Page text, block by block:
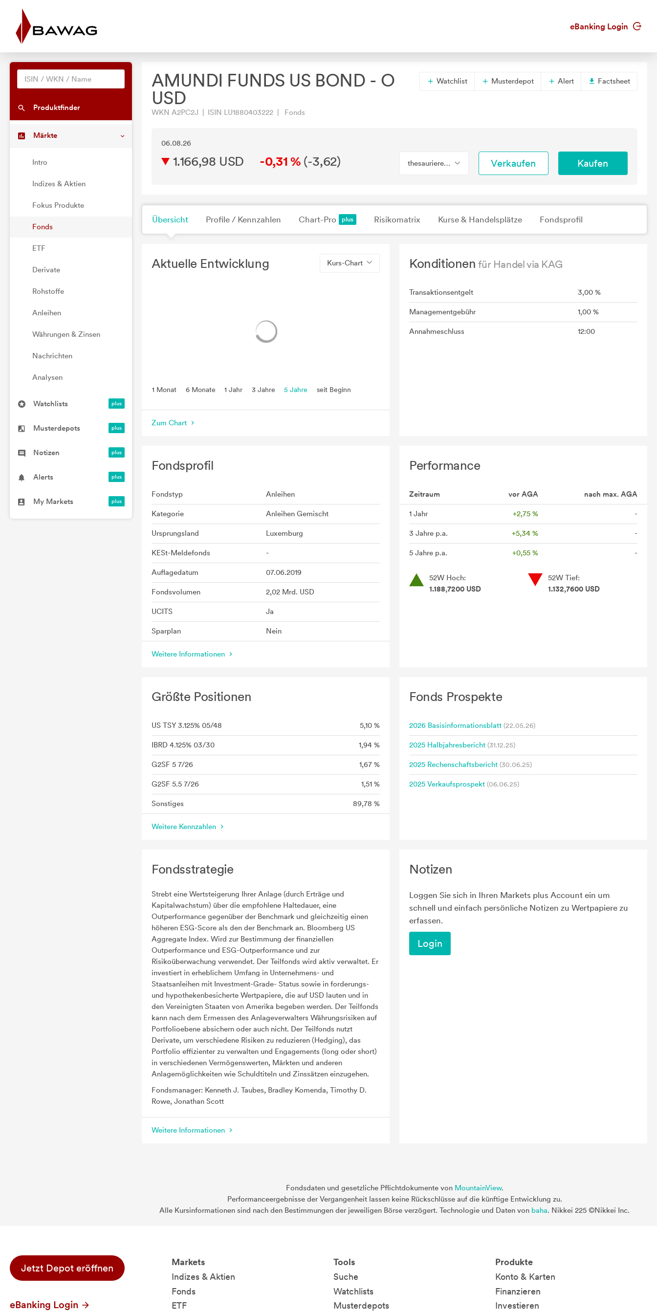
eBanking Login
Produktfinder
Märkte
Intro
Indizes & Aktien
Fokus Produkte
Fonds
ETF
Derivate
Rohstoffe
Anleihen
Währungen & Zinsen
Nachrichten
Analysen
Watchlists
Musterdepots
Notizen
Alerts
My Markets
AMUNDI FUNDS US BOND - O
USD
WKN A2PC2J | ISIN LU1880403222 | Fonds
Watchlist Musterdepot Alert Factsheet
06.08.26
1.166,98 USD -0,31 % (-3,62) thesaurierend Verkaufen Kaufen
Übersicht Profile / Kennzahlen Chart-Pro Risikomatrix Kurse & Handelsplätze Fondsprofil
Aktuelle Entwicklung Kurs-Chart
1 Monat 6 Monate 1 Jahr 3 Jahre 5 Jahre seit Beginn
Zum Chart
Konditionen für Handel via KAG
Transaktionsentgelt 3,00 %
Managementgebühr 1,00 %
Annahmeschluss 12:00
Fondsprofil
Fondstyp Anleihen
Kategorie Anleihen Gemischt
Ursprungsland Luxemburg
KESt-Meldefonds -
Auflagedatum 07.06.2019
Fondsvolumen 2,02 Mrd. USD
UCITS Ja
Sparplan Nein
Weitere Informationen
Performance
Zeitraum vor AGA nach max. AGA
1 Jahr +2,75 % -
3 Jahre p.a. +5,34 % -
5 Jahre p.a. +0,55 % -
52W Hoch:
1.188,7200 USD
52W Tief:
1.132,7600 USD
Größte Positionen
US TSY 3.125% 05/48 5,10 %
IBRD 4.125% 03/30 1,94 %
G2SF 5 7/26 1,67 %
G2SF 5.5 7/26 1,51 %
Sonstiges 89,78 %
Weitere Kennzahlen
Fonds Prospekte
2026 Basisinformationsblatt (22.05.26)
2025 Halbjahresbericht (31.12.25)
2025 Rechenschaftsbericht (30.06.25)
2025 Verkaufsprospekt (06.06.25)
Fondsstrategie
Strebt eine Wertsteigerung Ihrer Anlage (durch Erträge und
Kapitalwachstum) über die empfohlene Haltedauer, eine
Outperformance gegenüber der Benchmark und gleichzeitig einen
höheren ESG-Score als den der Benchmark an. Bloomberg US
Aggregate Index. Wird zur Bestimmung der finanziellen
Outperformance und ESG-Outperformance und zur
Risikoüberwachung verwendet. Der Teilfonds wird aktiv verwaltet. Er
investiert in erheblichem Umfang in Unternehmens- und
Staatsanleihen mit Investment-Grade- Status sowie in forderungs-
und hypothekenbesicherte Wertpapiere, die auf USD lauten und in
den Vereinigten Staaten von Amerika begeben werden. Der Teilfonds
kann nach dem Ermessen des Anlageverwalters Währungsrisiken auf
Portfolioebene absichern oder auch nicht. Der Teilfonds nutzt
Derivate, um verschiedene Risiken zu reduzieren (Hedging), das
Portfolio effizienter zu verwalten und Engagements (long oder short)
in verschiedenen Vermögenswerten, Märkten und anderen
Anlagemöglichkeiten wie Schuldtiteln und Zinssätzen einzugehen.
Fondsmanager: Kenneth J. Taubes, Bradley Komenda, Timothy D.
Rowe, Jonathan Scott
Weitere Informationen
Notizen
Loggen Sie sich in Ihren Markets plus Account ein um
schnell und einfach persönliche Notizen zu Wertpapiere zu
erfassen.
Login
Fondsdaten und gesetzliche Pflichtdokumente von MountainView.
Performanceergebnisse der Vergangenheit lassen keine Rückschlüsse auf die künftige Entwicklung zu.
Alle Kursinformationen sind nach den Bestimmungen der jeweiligen Börse verzögert. Technologie und Daten von baha. Nikkei 225 ©Nikkei Inc.
Jetzt Depot eröffnen
eBanking Login
Markets
Indizes & Aktien
Fonds
ETF
Tools
Suche
Watchlists
Musterdepots
Produkte
Konto & Karten
Finanzieren
Investieren